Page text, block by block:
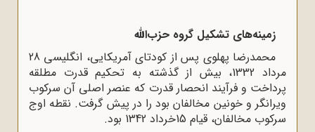
زمینه‌های تشکیل گروه حزب‌الله
محمدرضا پهلوی پس از کودتای آمریکایی، انگلیسی 28
مرداد 1332، بیش از گذشته به تحکیم قدرت مطلقه
پرداخت و فرآیند انحصار قدرت که عنصر اصلی آن سرکوب
ویرانگر و خونین مخالفان بود را در پیش گرفت. نقطه اوج
سرکوب مخالفان، قیام 15خرداد 1342 بود.